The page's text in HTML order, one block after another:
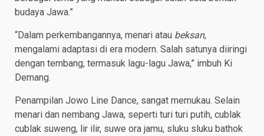
budaya Jawa.”
“Dalam perkembangannya, menari atau beksan,
mengalami adaptasi di era modern. Salah satunya diiringi
dengan tembang, termasuk lagu-lagu Jawa,” imbuh Ki
Demang.
Penampilan Jowo Line Dance, sangat memukau. Selain
menari dan nembang Jawa, seperti turi turi putih, cublak
cublak suweng, lir ilir, suwe ora jamu, sluku sluku bathok